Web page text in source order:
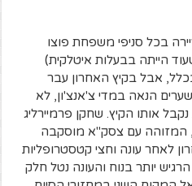
בכל סניפי משפחת פוצו
הייתה בבעלות איטלקית)
אבל בקיץ האחרון עבר
הנאה במדי צ'אנצ'ון, לא
אותו הקיץ. שחקן פרמיירליג
המזוהה עם צסק"א מוסקבה
לאחר עונה וחצי קטסטרופליות
יותר בנוח והעונה נטל חלק